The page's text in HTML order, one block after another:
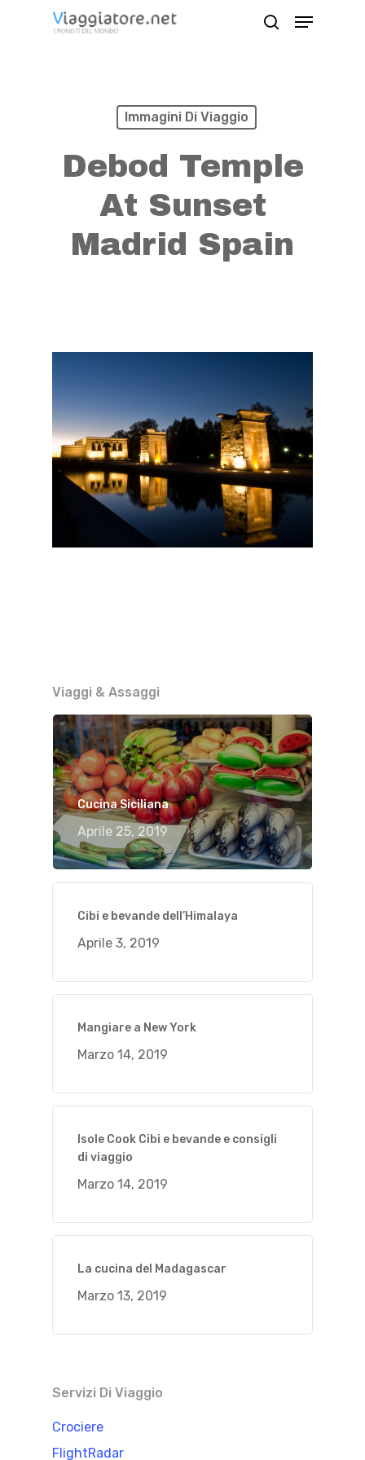
Menu
Immagini Di Viaggio
Debod Temple
At Sunset
Madrid Spain
Viaggi & Assaggi
Cucina Siciliana
Aprile 25, 2019
Cibi e bevande dell’Himalaya
Aprile 3, 2019
Mangiare a New York
Marzo 14, 2019
Isole Cook Cibi e bevande e consigli
di viaggio
Marzo 14, 2019
La cucina del Madagascar
Marzo 13, 2019
Servizi Di Viaggio
Crociere
FlightRadar